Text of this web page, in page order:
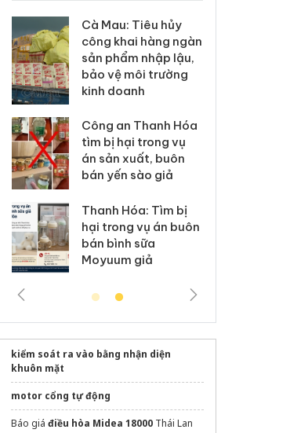
Khẩn trương xác
minh, xử lý sản phẩm
Slimaura Care x3 sử
dụng giấy phép giả
mạo
Lào Cai xử lý 83 vụ vi
phạm thương mại
trong tháng 7
Hưng Yên: Xử lý 6 hộ
kinh doanh bán hàng
giả mạo nhãn hiệu
Adidas, Nike
kiểm soát ra vào bằng nhận diện
khuôn mặt
motor cổng tự động
Báo giá điều hòa Midea 18000 Thái Lan